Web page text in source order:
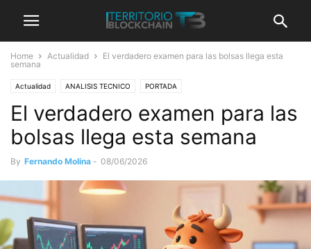
Home Actualidad
El verdadero examen para las bolsas llega esta
semana
Actualidad ANALISIS TECNICO PORTADA
El verdadero examen para las
bolsas llega esta semana
By Fernando Molina - 08/06/2026